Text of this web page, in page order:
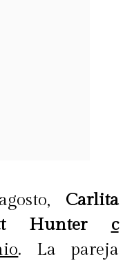
Carlita
Hunter c
. La pareja